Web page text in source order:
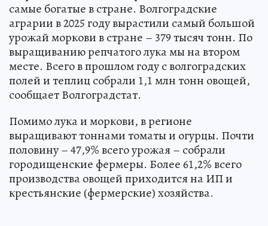
самые богатые в стране. Волгоградские
аграрии в 2025 году вырастили самый большой
урожай моркови в стране – 379 тысяч тонн. По
выращиванию репчатого лука мы на втором
месте. Всего в прошлом году с волгоградских
полей и теплиц собрали 1,1 млн тонн овощей,
сообщает Волгоградстат.
Помимо лука и моркови, в регионе
выращивают тоннами томаты и огурцы. Почти
половину – 47,9% всего урожая – собрали
городищенские фермеры. Более 61,2% всего
производства овощей приходится на ИП и
крестьянские (фермерские) хозяйства.